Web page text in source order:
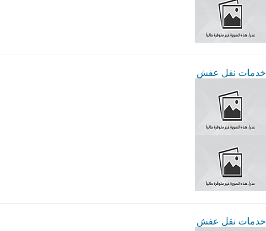
خدمات نقل عفش
خدمات نقل عفش